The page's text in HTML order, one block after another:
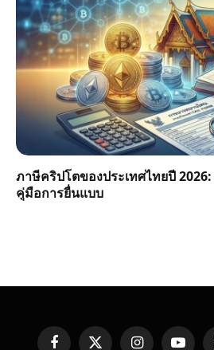
ภาษีคริปโตของประเทศไทยปี
คู่มือการยื่นแบบ